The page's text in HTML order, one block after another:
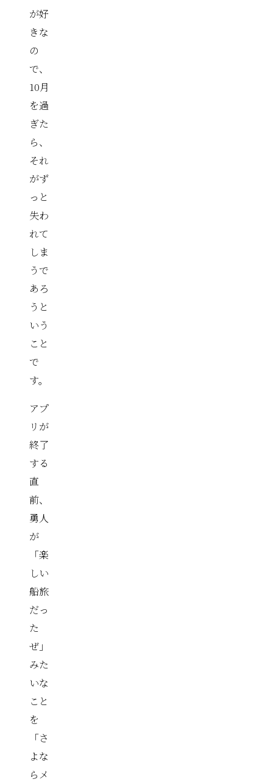
が好
きな
の
で、
10月
を過
ぎた
ら、
それ
がず
っと
失わ
れて
しま
うで
あろ
うと
いう
こと
で
す。
アプ
リが
終了
する
直
前、
勇人
が
「楽
しい
船旅
だっ
た
ぜ」
みた
いな
こと
を
「さ
よな
らメ